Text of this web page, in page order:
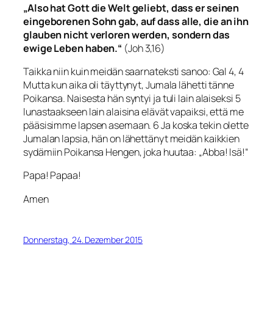
„Also hat Gott die Welt geliebt, dass er seinen
eingeborenen Sohn gab, auf dass alle, die an ihn
glauben nicht verloren werden, sondern das
ewige Leben haben.“ (Joh 3,16)
Taikka niin kuin meidän saarnateksti sanoo: Gal 4,4
Mutta kun aika oli täyttynyt, Jumala lähetti tänne
Poikansa. Naisesta hän syntyi ja tuli lain alaiseksi 5
lunastaakseen lain alaisina elävät vapaiksi, että me
pääsisimme lapsen asemaan. 6 Ja koska tekin olette
Jumalan lapsia, hän on lähettänyt meidän kaikkien
sydämiin Poikansa Hengen, joka huutaa: „Abba! Isä!“
Papa! Papaa!
Amen
Donnerstag, 24. Dezember 2015